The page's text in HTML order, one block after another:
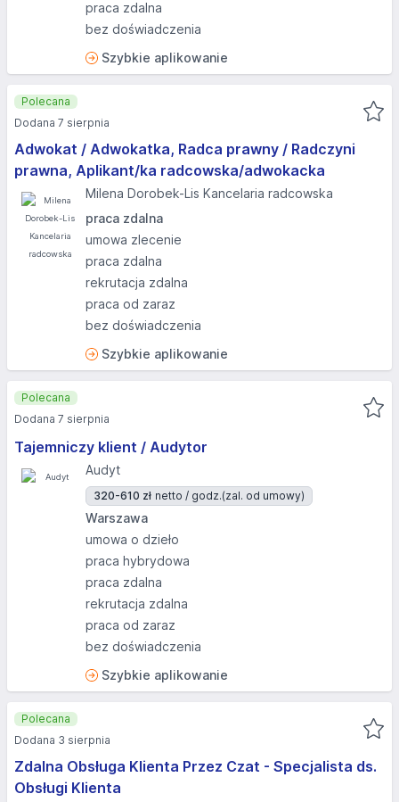
praca zdalna
bez doświadczenia
Szybkie aplikowanie
Adwokat / Adwokatka, Radca prawny / Radczyni
prawna, Aplikant/ka radcowska/adwokacka
Milena Dorobek-Lis Kancelaria radcowska
praca zdalna
umowa zlecenie
praca zdalna
rekrutacja zdalna
praca od zaraz
bez doświadczenia
Szybkie aplikowanie
Polecana
Dodana 7 sierpnia
Tajemniczy klient / Audytor
Audyt
320-610 zł netto / godz.(zal. od umowy)
Warszawa
umowa o dzieło
praca hybrydowa
praca zdalna
rekrutacja zdalna
praca od zaraz
bez doświadczenia
Szybkie aplikowanie
Polecana
Dodana 7 sierpnia
Zdalna Obsługa Klienta Przez Czat - Specjalista ds.
Obsługi Klienta
Polecana
Dodana 3 sierpnia